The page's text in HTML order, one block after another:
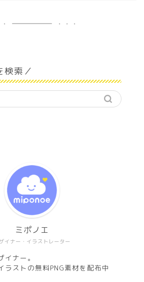
検索／
イナー・イラストレーター
ミポノエ
イナー。
ラストの無料PNG素材を配布中